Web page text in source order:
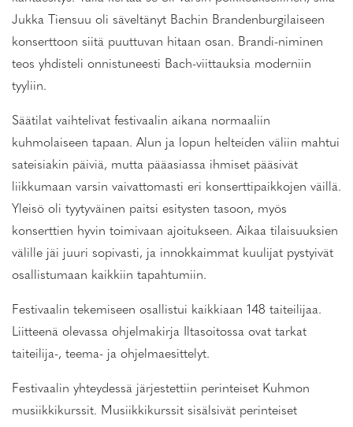
Jukka Tiensuu oli säveltänyt Bachin Brandenburgilaiseen
konserttoon siitä puuttuvan hitaan osan. Brandi-niminen
teos yhdisteli onnistuneesti Bach-viittauksia moderniin
tyyliin.
Säätilat vaihtelivat festivaalin aikana normaaliin
kuhmolaiseen tapaan. Alun ja lopun helteiden väliin mahtui
sateisiakin päiviä, mutta pääasiassa ihmiset pääsivät
liikkumaan varsin vaivattomasti eri konserttipaikkojen väillä.
Yleisö oli tyytyväinen paitsi esitysten tasoon, myös
konserttien hyvin toimivaan ajoitukseen. Aikaa tilaisuuksien
välille jäi juuri sopivasti, ja innokkaimmat kuulijat pystyivät
osallistumaan kaikkiin tapahtumiin.
Festivaalin tekemiseen osallistui kaikkiaan 148 taiteilijaa.
Liitteenä olevassa ohjelmakirja Iltasoitossa ovat tarkat
taiteilija-, teema- ja ohjelmaesittelyt.
Festivaalin yhteydessä järjestettiin perinteiset Kuhmon
musiikkikurssit. Musiikkikurssit sisälsivät perinteiset